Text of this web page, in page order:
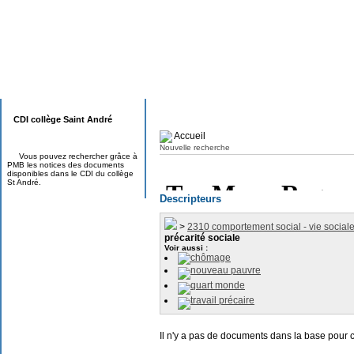
Accueil
Nouvelle recherche
Descripteurs
> 2310 comportement social - vie sociale
précarité sociale
Voir aussi :
chômage
nouveau pauvre
quart monde
travail précaire
Il n'y a pas de documents dans la base pour
CDI collège Saint André
Vous pouvez rechercher grâce à
PMB les notices des documents
disponibles dans le CDI du collège
St André.